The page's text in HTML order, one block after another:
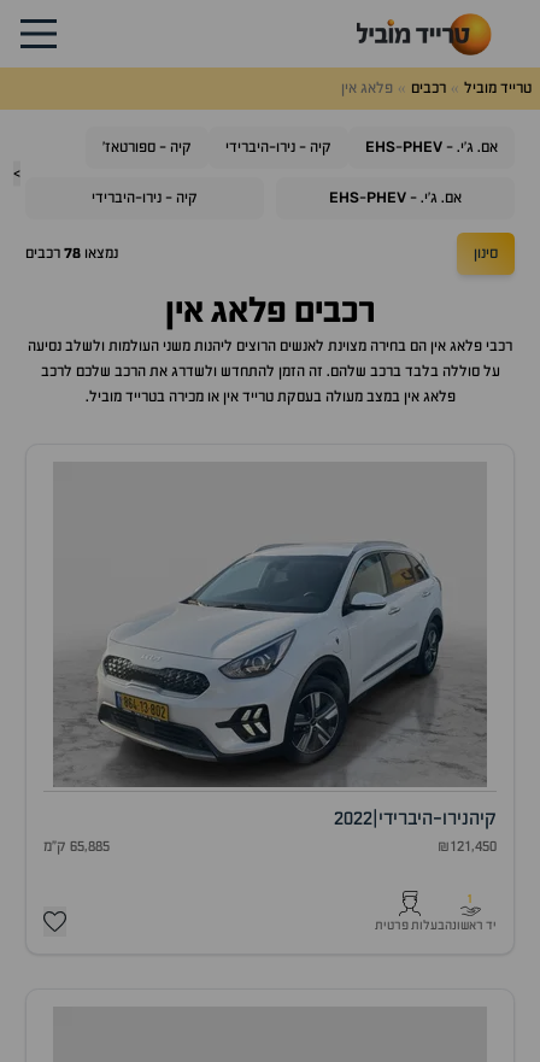
טרייד מוביל רכבים פלאג אין
>
אם. ג'י. - EHS-PHEV קיה - נירו-היברידי קיה - ספורטאז'
אם. ג'י. - EHS-PHEV קיה - נירו-היברידי
סינון נמצאו 78 רכבים
רכבים פלאג אין
רכבי פלאג אין הם בחירה מצוינת לאנשים הרוצים ליהנות משני העולמות ולשלב נסיעה
על סוללה בלבד ברכב שלהם. זה הזמן להתחדש ולשדרג את הרכב שלכם לרכב
פלאג אין במצב מעולה בעסקת טרייד אין או מכירה בטרייד מוביל.
קיהנירו-היברידי 2022
₪121,450 65,885 ק"מ
1
יד ראשונהבעלות פרטית